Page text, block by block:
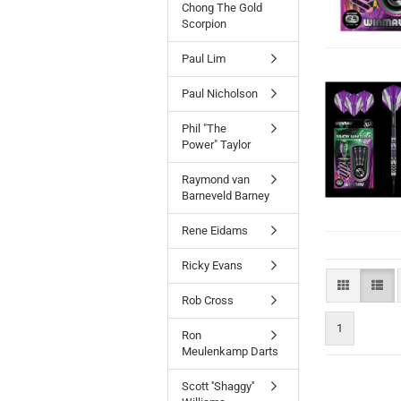
1
Chong The Gold
Scorpion
Paul Lim
Paul Nicholson
Phil "The
Power" Taylor
Raymond van
Barneveld Barney
Rene Eidams
Ricky Evans
Rob Cross
Ron
Meulenkamp Darts
Scott ''Shaggy''